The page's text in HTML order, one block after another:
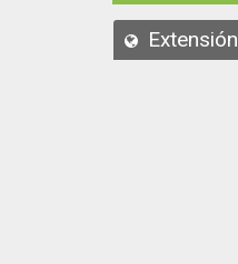
Extensión